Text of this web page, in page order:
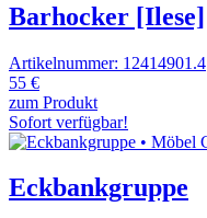
Barhocker [Ilese]
Artikelnummer: 12414901.4
55 €
zum Produkt
Sofort verfügbar!
Eckbankgruppe